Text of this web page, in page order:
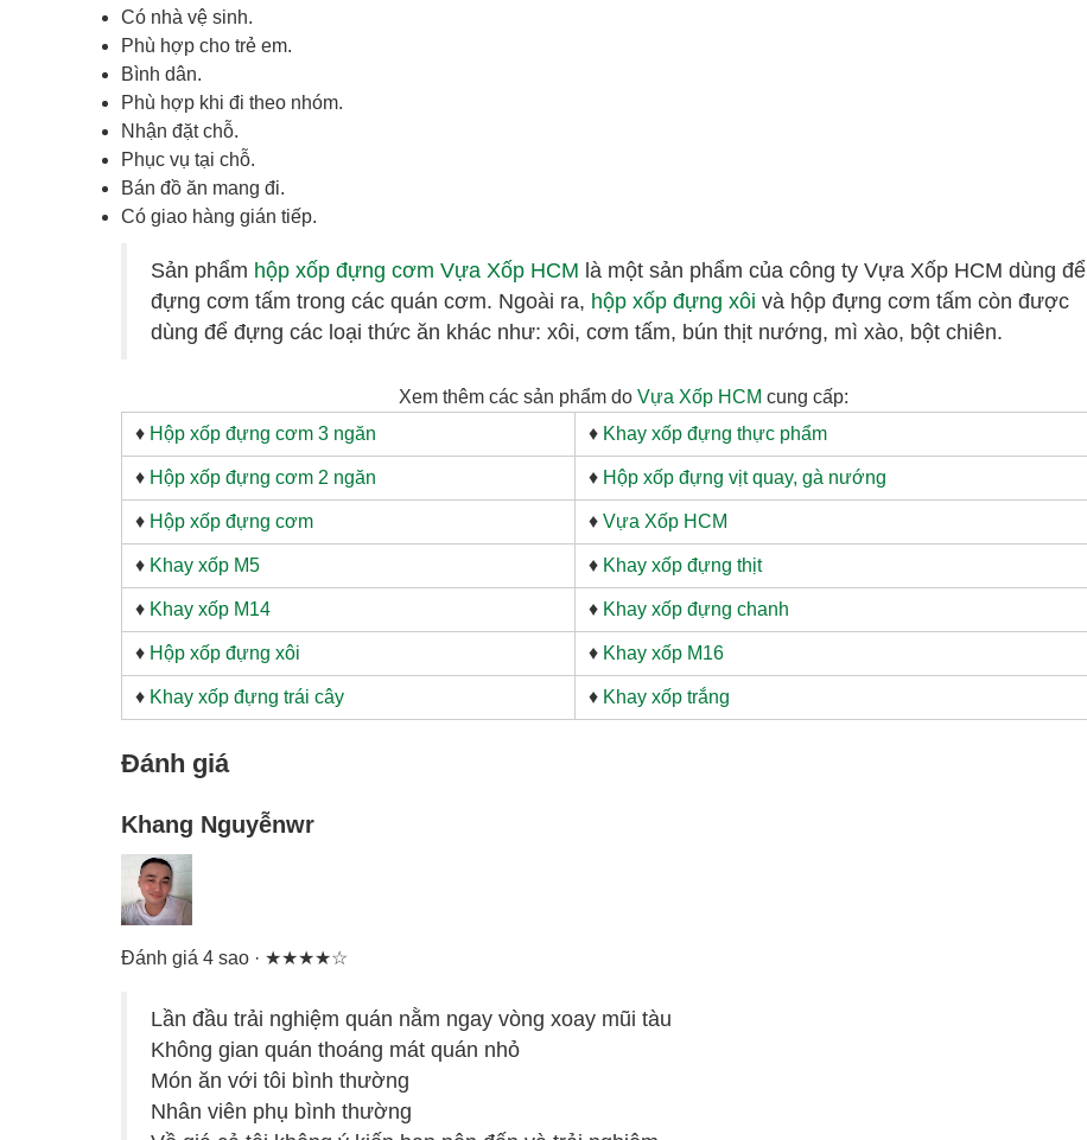
Có nhà vệ sinh.
Phù hợp cho trẻ em.
Bình dân.
Phù hợp khi đi theo nhóm.
Nhận đặt chỗ.
Phục vụ tại chỗ.
Bán đồ ăn mang đi.
Có giao hàng gián tiếp.
Sản phẩm hộp xốp đựng cơm Vựa Xốp HCM là một sản phẩm của công ty Vựa Xốp HCM dùng để
đựng cơm tấm trong các quán cơm. Ngoài ra, hộp xốp đựng xôi và hộp đựng cơm tấm còn được
dùng để đựng các loại thức ăn khác như: xôi, cơm tấm, bún thịt nướng, mì xào, bột chiên.
Xem thêm các sản phẩm do Vựa Xốp HCM cung cấp:
♦ Hộp xốp đựng cơm 3 ngăn ♦ Khay xốp đựng thực phẩm
♦ Hộp xốp đựng cơm 2 ngăn ♦ Hộp xốp đựng vịt quay, gà nướng
♦ Hộp xốp đựng cơm ♦ Vựa Xốp HCM
♦ Khay xốp M5 ♦ Khay xốp đựng thịt
♦ Khay xốp M14 ♦ Khay xốp đựng chanh
♦ Hộp xốp đựng xôi ♦ Khay xốp M16
♦ Khay xốp đựng trái cây ♦ Khay xốp trắng
Đánh giá
Khang Nguyễnwr
Đánh giá 4 sao · ★★★★☆
Lần đầu trải nghiệm quán nằm ngay vòng xoay mũi tàu
Không gian quán thoáng mát quán nhỏ
Món ăn với tôi bình thường
Nhân viên phụ bình thường